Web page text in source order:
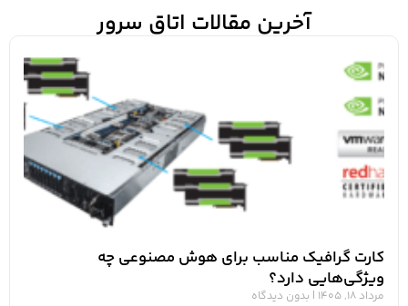
آخرین مقالات اتاق سرور
کارت گرافیک مناسب برای هوش مصنوعی چه
ویژگی‌هایی دارد؟
مرداد 18, 1405
بدون دیدگاه